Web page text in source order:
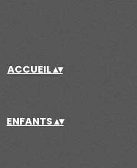
ACCUEIL▴▾
ENFANTS▴▾